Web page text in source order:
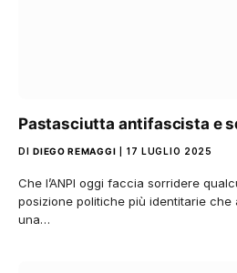
Pastasciutta antifascista e
DI DIEGO REMAGGI 17 LUGLIO 2025
Che l’ANPI oggi faccia sorridere
posizione politiche più identitarie
una…